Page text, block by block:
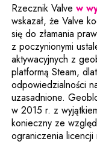
Rzecznik Valvew
wskazał, że Valve
się do złamania
z poczynionymi
aktywacyjnych z
platformą Steam,
odpowiedzialności
uzasadnione.
w 2015 r. z
konieczny ze
ograniczenia licencji